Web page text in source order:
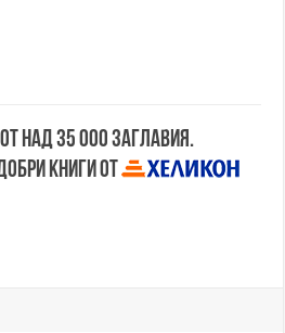
над 35 000 заглавия.
книги от